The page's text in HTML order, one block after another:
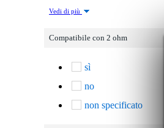
Vedi di più
Compatibile con 2 ohm
sì
no
non specificato